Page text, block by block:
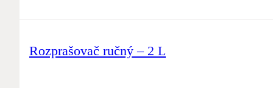
Rozprašovač ručný – 2 L